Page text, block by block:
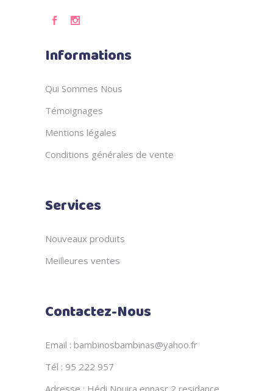
Informations
Qui Sommes Nous
Témoignages
Mentions légales
Conditions générales de vente
Services
Nouveaux produits
Meilleures ventes
Contactez-Nous
Email : bambinosbambinas@yahoo.fr
Tél : 95 222 957
Adresse : Hédi Nouira ennasr 2 residance